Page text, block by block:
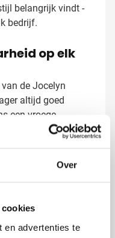
Over
en advertenties te
belangrijk vindt -
bedrijf.
op elk
de Jocelyn
altijd goed
een vroege
schemering of een
is, maar ook
je relaties geeft.
met
bedrukken we jouw